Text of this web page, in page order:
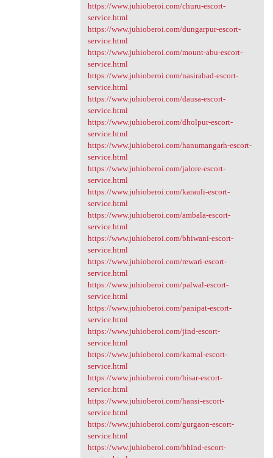
https://www.juhioberoi.com/churu-escort-
service.html
https://www.juhioberoi.com/dungarpur-escort-
service.html
https://www.juhioberoi.com/mount-abu-escort-
service.html
https://www.juhioberoi.com/nasirabad-escort-
service.html
https://www.juhioberoi.com/dausa-escort-
service.html
https://www.juhioberoi.com/dholpur-escort-
service.html
https://www.juhioberoi.com/hanumangarh-escort-
service.html
https://www.juhioberoi.com/jalore-escort-
service.html
https://www.juhioberoi.com/karauli-escort-
service.html
https://www.juhioberoi.com/ambala-escort-
service.html
https://www.juhioberoi.com/bhiwani-escort-
service.html
https://www.juhioberoi.com/rewari-escort-
service.html
https://www.juhioberoi.com/palwal-escort-
service.html
https://www.juhioberoi.com/panipat-escort-
service.html
https://www.juhioberoi.com/jind-escort-
service.html
https://www.juhioberoi.com/karnal-escort-
service.html
https://www.juhioberoi.com/hisar-escort-
service.html
https://www.juhioberoi.com/hansi-escort-
service.html
https://www.juhioberoi.com/gurgaon-escort-
service.html
https://www.juhioberoi.com/bhind-escort-